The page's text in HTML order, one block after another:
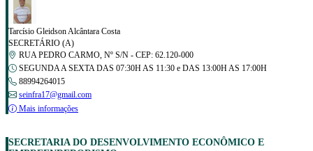
Tarcísio Gleidson Alcântara Costa
SECRETÁRIO (A)
RUA PEDRO CARMO, Nº S/N - CEP: 62.120-000
SEGUNDA A SEXTA DAS 07:30H AS 11:30 e DAS 13:00H AS 17:00H
88994264015
seinfra17@gmail.com
Mais informações
SECRETARIA DO DESENVOLVIMENTO ECONÔMICO E